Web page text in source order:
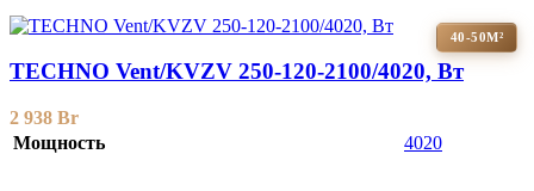
40-50М²
TECHNO Vent/KVZV 250-120-2100/4020, Вт
2 938 Br
Мощность
4020